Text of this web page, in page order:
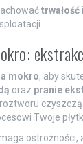
trwałośći
mokro, aby
oraz pranie
Twoje